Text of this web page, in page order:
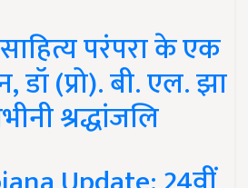
परंपरा के एक
(प्रो). बी. एल. झा
श्रद्धांजलि